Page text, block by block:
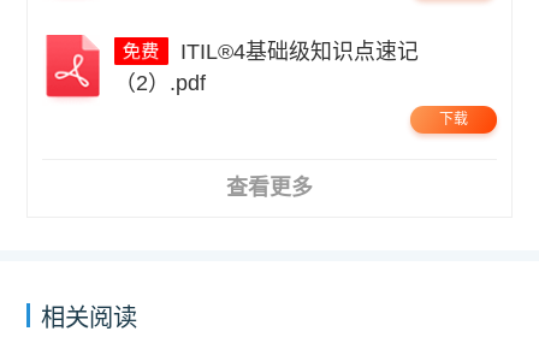
（2）.pdf
下载
查看更多
相关阅读